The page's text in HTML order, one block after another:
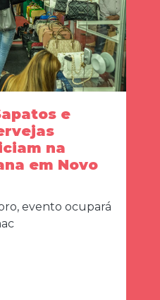
e
na
em Novo
evento ocupará